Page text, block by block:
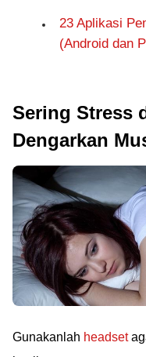
23 Aplikasi
(Android dan
Sering Stress
Dengarkan
Gunakanlah headset